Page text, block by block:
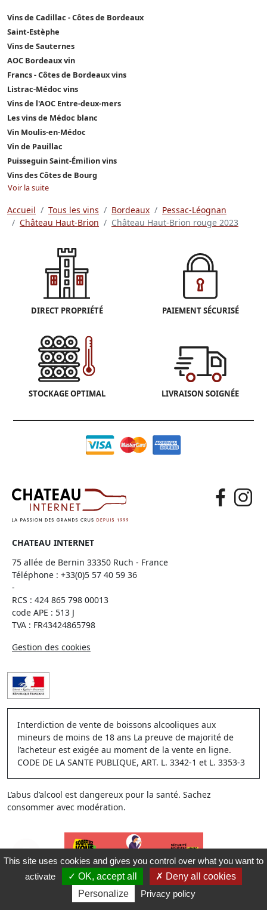
Vins de Cadillac - Côtes de Bordeaux
Saint-Estèphe
Vins de Sauternes
AOC Bordeaux vin
Francs - Côtes de Bordeaux vins
Listrac-Médoc vins
Vins de l'AOC Entre-deux-mers
Les vins de Médoc blanc
Vin Moulis-en-Médoc
Vin de Pauillac
Puisseguin Saint-Émilion vins
Vins des Côtes de Bourg
Voir la suite
Accueil Tous les vins Bordeaux
Pessac-Léognan
Château Haut-Brion
Château Haut-Brion rouge 2023
DIRECT PROPRIÉTÉ PAIEMENT SÉCURISÉ
STOCKAGE OPTIMAL LIVRAISON SOIGNÉE
CHATEAU INTERNET
75 allée de Bernin 33350 Ruch - France
Téléphone : +33(0)5 57 40 59 36
-
RCS : 424 865 798 00013
code APE : 513 J
TVA : FR43424865798
Gestion des cookies
Interdiction de vente de boissons alcooliques aux
mineurs de moins de 18 ans La preuve de majorité de
l’acheteur est exigée au moment de la vente en ligne.
CODE DE LA SANTE PUBLIQUE, ART. L. 3342-1 et L. 3353-3
L’abus d’alcool est dangereux pour la santé. Sachez
consommer avec modération.
This site uses cookies and gives you control over what you want to
activate
OK, accept all
Deny all cookies
Personalize
Privacy policy